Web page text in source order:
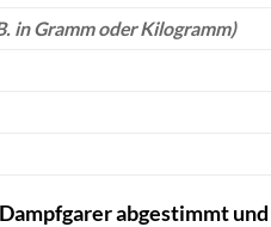
in Gramm oder Kilogramm)
abgestimmt